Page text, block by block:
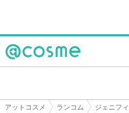
アットコスメ ランコム ジェニフ